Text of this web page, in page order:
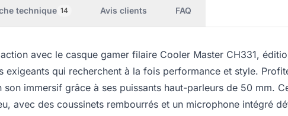
technique 14 Avis clients FAQ
avec le casque gamer filaire Cooler Master CH331,
exigeants qui recherchent à la fois performance et style.
son immersif grâce à ses puissants haut-parleurs de 50 mm.
avec des coussinets rembourrés et un microphone intégré